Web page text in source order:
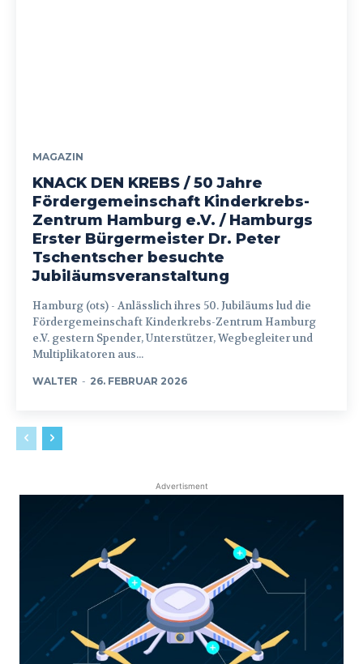
MAGAZIN
KNACK DEN KREBS / 50 Jahre
Fördergemeinschaft Kinderkrebs-
Zentrum Hamburg e.V. / Hamburgs
Erster Bürgermeister Dr. Peter
Tschentscher besuchte
Jubiläumsveranstaltung
Hamburg (ots) - Anlässlich ihres 50. Jubiläums lud die
Fördergemeinschaft Kinderkrebs-Zentrum Hamburg
e.V. gestern Spender, Unterstützer, Wegbegleiter und
Multiplikatoren aus...
WALTER - 26. FEBRUAR 2026
Advertisment